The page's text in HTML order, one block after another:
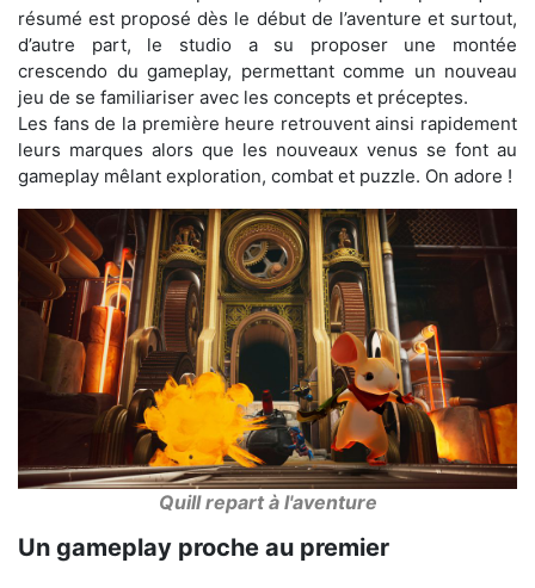
résumé est proposé dès le début de l’aventure et surtout,
d’autre part, le studio a su proposer une montée
crescendo du gameplay, permettant comme un nouveau
jeu de se familiariser avec les concepts et préceptes.
Les fans de la première heure retrouvent ainsi rapidement
leurs marques alors que les nouveaux venus se font au
gameplay mêlant exploration, combat et puzzle. On adore !
Quill repart à l'aventure
Un gameplay proche au premier